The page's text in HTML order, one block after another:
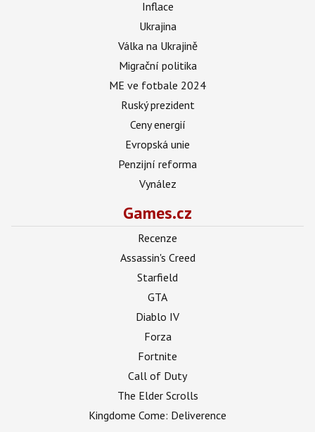
Inflace
Ukrajina
Válka na Ukrajině
Migrační politika
ME ve fotbale 2024
Ruský prezident
Ceny energií
Evropská unie
Penzijní reforma
Vynález
Games.cz
Recenze
Assassin's Creed
Starfield
GTA
Diablo IV
Forza
Fortnite
Call of Duty
The Elder Scrolls
Kingdome Come: Deliverence